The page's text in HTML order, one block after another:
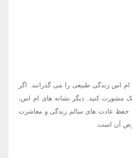
ام اس زندگی طبیعی را می گذرانند. اگر
مشورت کنید. دیگر نشانه های ام اس،
حفظ عادت های سالم زندگی و معاشرت
آن است.